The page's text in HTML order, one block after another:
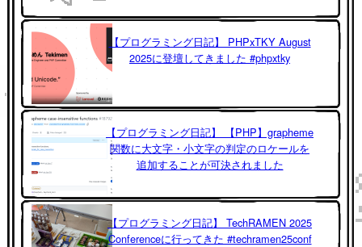
【プログラミング日記】 PHPxTKY August
2025に登壇してきました #phpxtky
【プログラミング日記】 【PHP】grapheme
関数に大文字・小文字の判定のロケールを
追加することが可決されました
【プログラミング日記】 TechRAMEN 2025
Conferenceに行ってきた #techramen25conf